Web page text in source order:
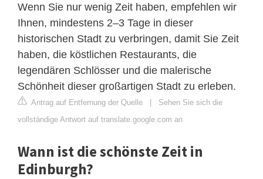
Wenn Sie nur wenig Zeit haben, empfehlen wir
Ihnen, mindestens 2–3 Tage in dieser
historischen Stadt zu verbringen, damit Sie Zeit
haben, die köstlichen Restaurants, die
legendären Schlösser und die malerische
Schönheit dieser großartigen Stadt zu erleben.
Antrag auf Entfernung der Quelle | Sehen Sie sich die
vollständige Antwort auf translate.google.com an
Wann ist die schönste Zeit in
Edinburgh?